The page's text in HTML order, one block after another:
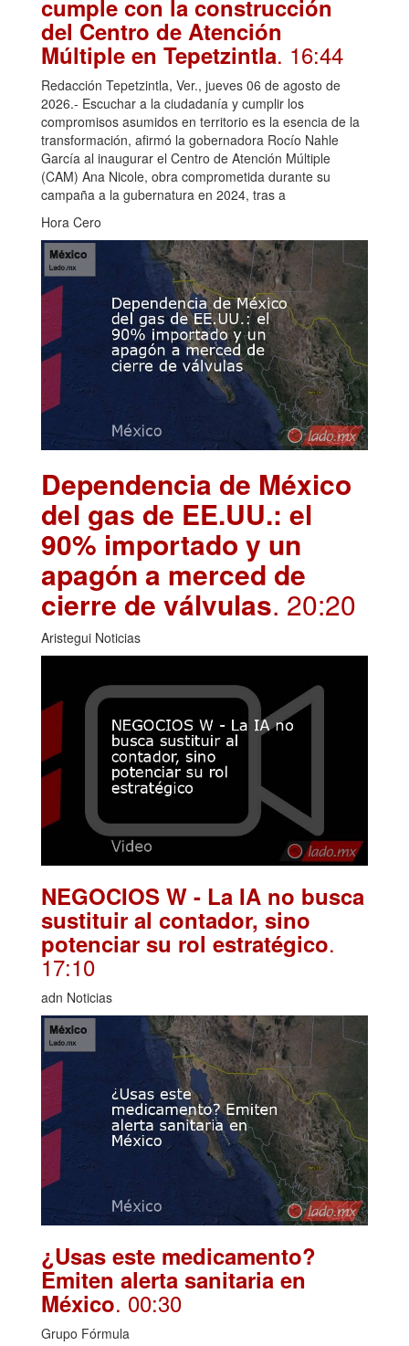
cumple con la construcción
del Centro de Atención
Múltiple en Tepetzintla. 16:44
Redacción Tepetzintla, Ver., jueves 06 de agosto de
2026.- Escuchar a la ciudadanía y cumplir los
compromisos asumidos en territorio es la esencia de la
transformación, afirmó la gobernadora Rocío Nahle
García al inaugurar el Centro de Atención Múltiple
(CAM) Ana Nicole, obra comprometida durante su
campaña a la gubernatura en 2024, tras a
Hora Cero
Dependencia de México
del gas de EE.UU.: el
90% importado y un
apagón a merced de
cierre de válvulas. 20:20
Aristegui Noticias
NEGOCIOS W - La IA no busca
sustituir al contador, sino
potenciar su rol estratégico.
17:10
adn Noticias
¿Usas este medicamento?
Emiten alerta sanitaria en
México. 00:30
Grupo Fórmula